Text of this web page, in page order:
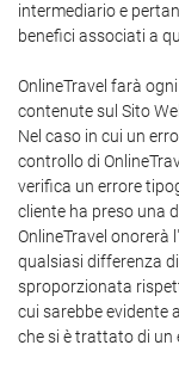
intermediario e
benefici associati a
OnlineTravel farà
contenute sul Sito
Nel caso in cui un
controllo di
verifica un errore
cliente ha preso una
OnlineTravel onorerà
qualsiasi differenza
sproporzionata
cui sarebbe evidente
che si è trattato di un